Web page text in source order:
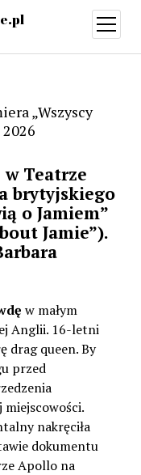
„Wszyscy
Teatrze
brytyjskiego
o Jamiem”
Jamie”).
w małym
Anglii. 16-letni
drag queen. By
przed
nakręciła
dokumentu
Apollo na